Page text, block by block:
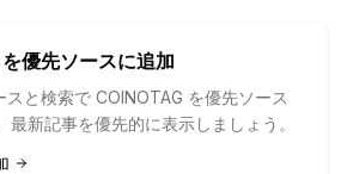
優先ソースに追加
と検索で COINOTAG を優先ソース
最新記事を優先的に表示しましょう。